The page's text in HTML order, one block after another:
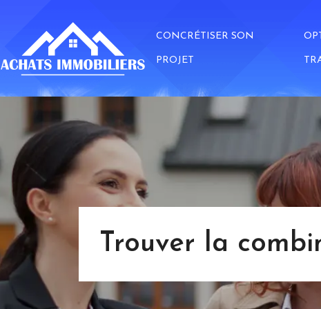
CONCRÉTISER SON
PROJET
Trouver la